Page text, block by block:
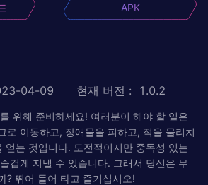
APK
04-09 현재 버전 : 1.0.2
위해 준비하세요! 여러분이 해야 할 일은
로 이동하고, 장애물을 피하고, 적을 물리치
얻는 것입니다. 도전적이지만 중독성 있는
겁게 지낼 수 있습니다. 그래서 당신은 무
? 뛰어 들어 타고 즐기십시오!